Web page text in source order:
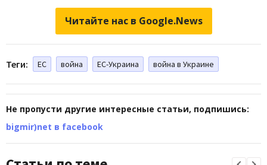
Читайте нас в Google.News
Теги: ЕС война ЕС-Украина война в Украине
Не пропусти другие интересные статьи, подпишись:
bigmir)net в facebook